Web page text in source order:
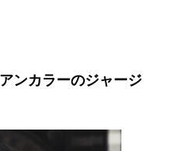
ンカラーのジャージ